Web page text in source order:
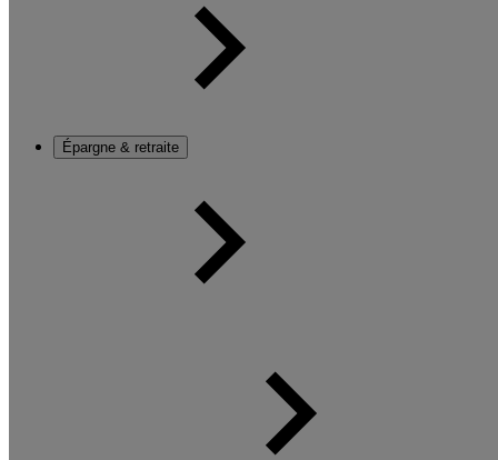
Épargne & retraite